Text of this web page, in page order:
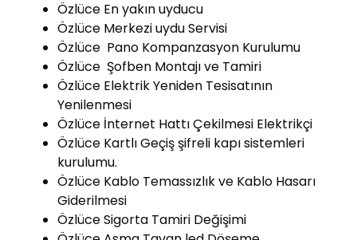
Özlüce En yakın uyducu
Özlüce Merkezi uydu Servisi
Özlüce Pano Kompanzasyon Kurulumu
Özlüce Şofben Montajı ve Tamiri
Özlüce Elektrik Yeniden Tesisatının
Yenilenmesi
Özlüce İnternet Hattı Çekilmesi Elektrikçi
Özlüce Kartlı Geçiş şifreli kapı sistemleri
kurulumu.
Özlüce Kablo Temassızlık ve Kablo Hasarı
Giderilmesi
Özlüce Sigorta Tamiri Değişimi